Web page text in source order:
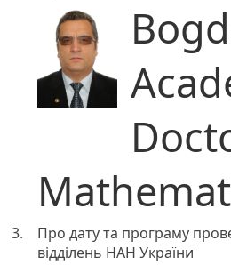
3.
Про дату та програму
відділень НАН України